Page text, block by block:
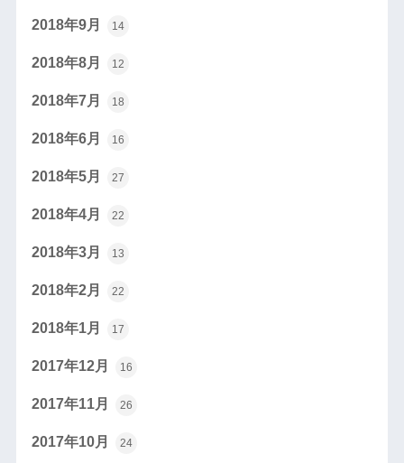
2018年9月 14
2018年8月 12
2018年7月 18
2018年6月 16
2018年5月 27
2018年4月 22
2018年3月 13
2018年2月 22
2018年1月 17
2017年12月 16
2017年11月 26
2017年10月 24